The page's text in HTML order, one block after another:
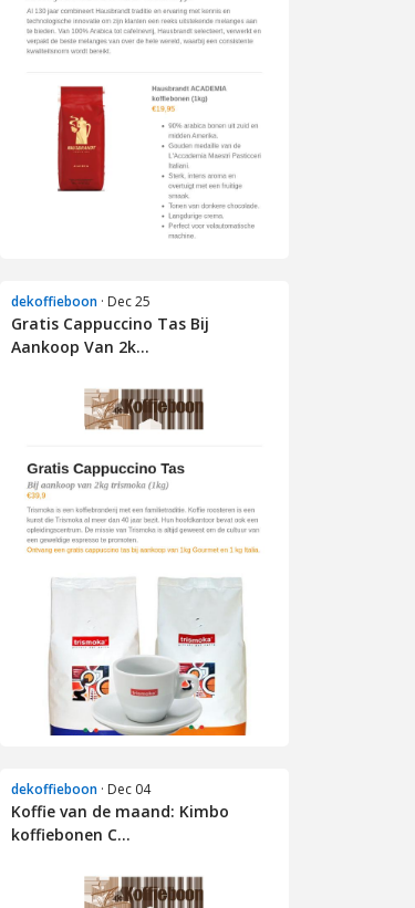
dekoffieboon · Dec 25
Gratis Cappuccino Tas Bij
Aankoop Van 2k...
dekoffieboon · Dec 04
Koffie van de maand: Kimbo
koffiebonen C...